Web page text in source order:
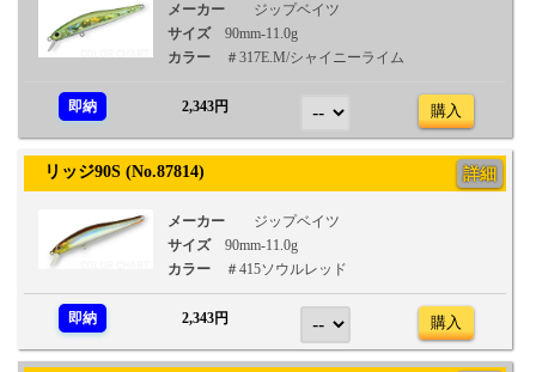
メーカー
ジップベイツ
サイズ
90mm-11.0g
カラー
＃317E.M/シャイニーライム
即納 2,343円 購入
リッジ90S (No.87814) 詳細
メーカー
ジップベイツ
サイズ
90mm-11.0g
カラー
＃415ソウルレッド
即納 2,343円 購入